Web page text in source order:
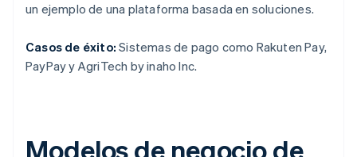
un ejemplo de una plataforma basada en soluciones.
Casos de éxito: Sistemas de pago como Rakuten Pay,
PayPay y AgriTech by inaho Inc.
Modelos de negocio de